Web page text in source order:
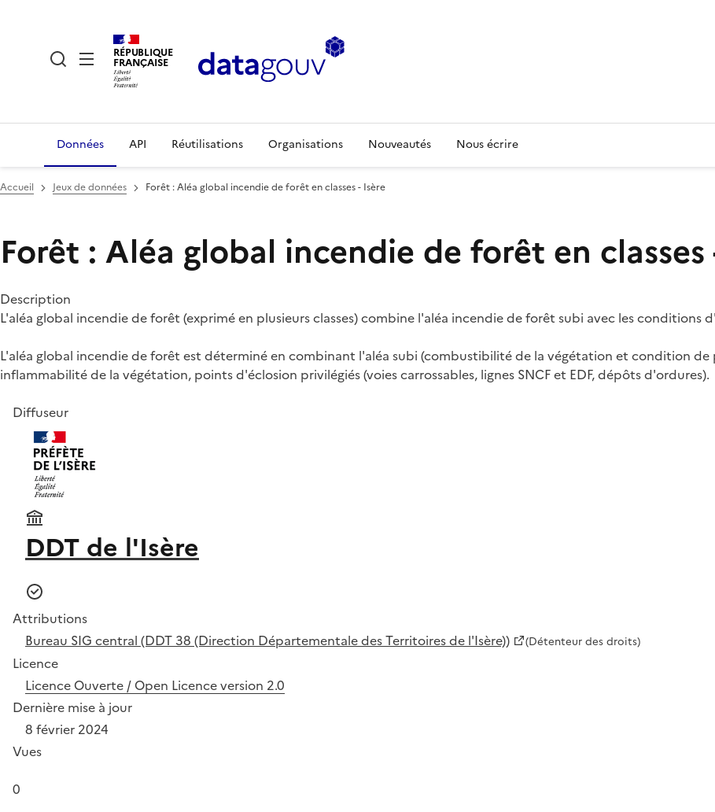
RÉPUBLIQUE
FRANÇAISE
Données API Réutilisations Organisations Nouveautés Nous écrire
Accueil Jeux de données Forêt : Aléa global incendie de forêt en classes - Isère
Forêt : Aléa global incendie de forêt en classes
Description
L'aléa global incendie de forêt (exprimé en plusieurs classes) combine l'aléa incendie de forêt subi avec les conditions
L'aléa global incendie de forêt est déterminé en combinant l'aléa subi (combustibilité de la végétation et condition
inflammabilité de la végétation, points d'éclosion privilégiés (voies carrossables, lignes SNCF et EDF, dépôts d'ordures).
Diffuseur
DDT de l'Isère
Attributions
Bureau SIG central (DDT 38 (Direction Départementale des Territoires de l'Isère))
(Détenteur des droits)
Licence
Licence Ouverte / Open Licence version 2.0
Dernière mise à jour
8 février 2024
Vues
0